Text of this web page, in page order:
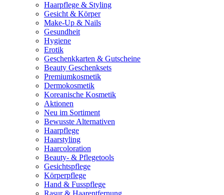
Haarpflege & Styling
Gesicht & Körper
Make-Up & Nails
Gesundheit
Hygiene
Erotik
Geschenkkarten & Gutscheine
Beauty Geschenksets
Premiumkosmetik
Dermokosmetik
Koreanische Kosmetik
Aktionen
Neu im Sortiment
Bewusste Alternativen
Haarpflege
Haarstyling
Haarcoloration
Beauty- & Pflegetools
Gesichtspflege
Körperpflege
Hand & Fusspflege
Rasur & Haarentfernung